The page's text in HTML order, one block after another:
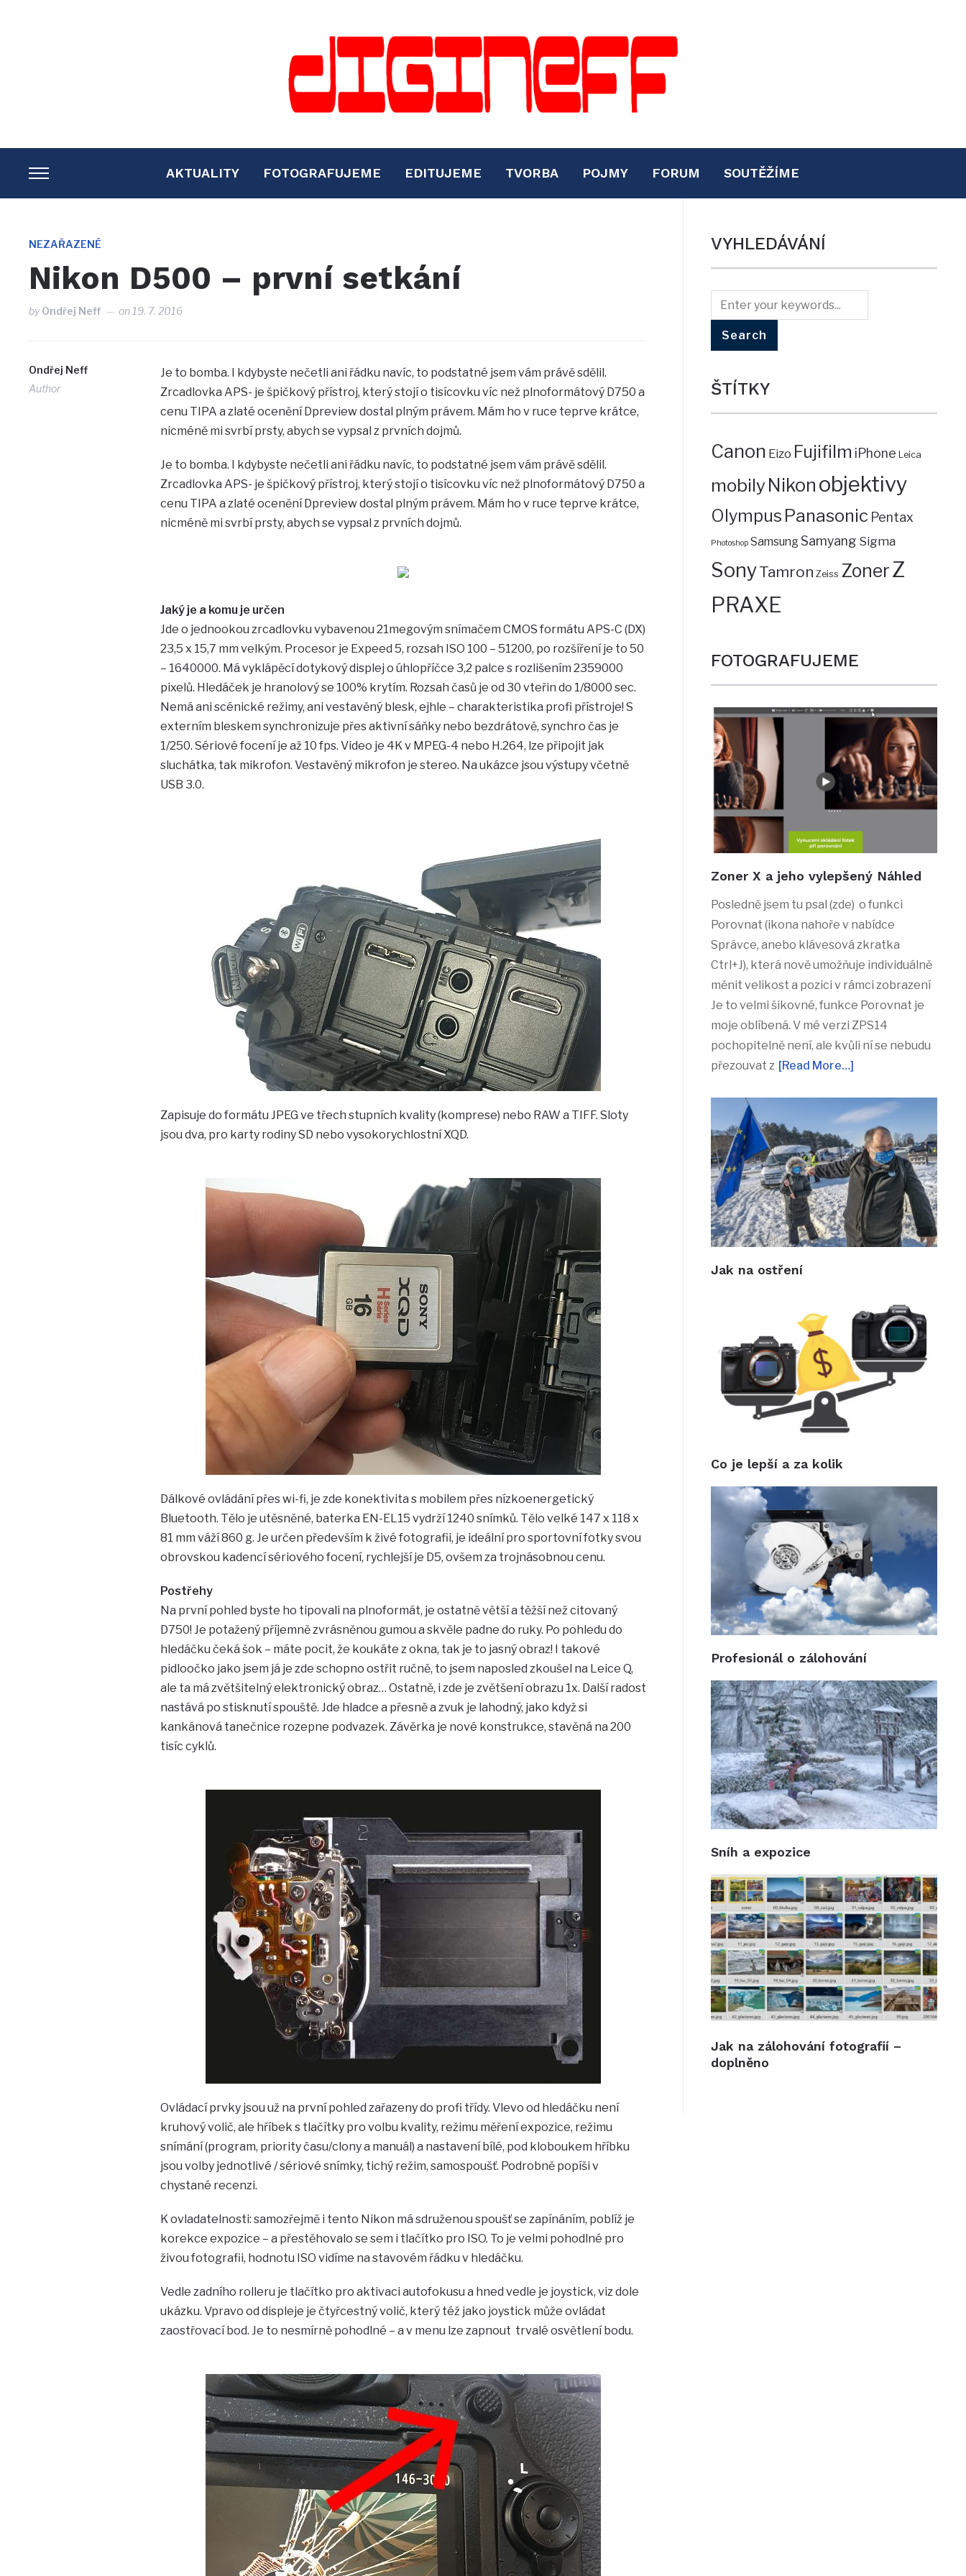
TOGGLE
SIDEBAR
NAVIGATION
AKTUALITY FOTOGRAFUJEME EDITUJEME TVORBA POJMY FORUM SOUTĚŽÍME
NEZAŘAZENÉ
Nikon D500 – první setkání
byOndřej Neff on 19. 7. 2016
Ondřej Neff
Author
Je to bomba. I kdybyste nečetli ani řádku navíc, to podstatné jsem vám právě sdělil.
Zrcadlovka APS- je špičkový přístroj, který stojí o tisícovku víc než plnoformátový D750 a
cenu TIPA a zlaté ocenění Dpreview dostal plným právem. Mám ho v ruce teprve krátce,
nicméně mi svrbí prsty, abych se vypsal z prvních dojmů.
Je to bomba. I kdybyste nečetli ani řádku navíc, to podstatné jsem vám právě sdělil.
Zrcadlovka APS- je špičkový přístroj, který stojí o tisícovku víc než plnoformátový D750 a
cenu TIPA a zlaté ocenění Dpreview dostal plným právem. Mám ho v ruce teprve krátce,
nicméně mi svrbí prsty, abych se vypsal z prvních dojmů.
Jaký je a komu je určen
Jde o jednookou zrcadlovku vybavenou 21megovým snímačem CMOS formátu APS-C (DX)
23,5 x 15,7 mm velkým. Procesor je Expeed 5, rozsah ISO 100 – 51200, po rozšíření je to 50
– 1640000. Má vyklápěcí dotykový displej o úhlopříčce 3,2 palce s rozlišením 2359000
pixelů. Hledáček je hranolový se 100% krytím. Rozsah časů je od 30 vteřin do 1/8000 sec.
Nemá ani scénické režimy, ani vestavěný blesk, ejhle – charakteristika profi přístroje! S
externím bleskem synchronizuje přes aktivní sáňky nebo bezdrátově, synchro čas je
1/250. Sériové focení je až 10 fps. Video je 4K v MPEG-4 nebo H.264, lze připojit jak
sluchátka, tak mikrofon. Vestavěný mikrofon je stereo. Na ukázce jsou výstupy včetně
USB 3.0.
Zapisuje do formátu JPEG ve třech stupních kvality (komprese) nebo RAW a TIFF. Sloty
jsou dva, pro karty rodiny SD nebo vysokorychlostní XQD.
Dálkové ovládání přes wi-fi, je zde konektivita s mobilem přes nízkoenergetický
Bluetooth. Tělo je utěsněné, baterka EN-EL15 vydrží 1240 snímků. Tělo velké 147 x 118 x
81 mm váží 860 g. Je určen především k živé fotografii, je ideální pro sportovní fotky svou
obrovskou kadencí sériového focení, rychlejší je D5, ovšem za trojnásobnou cenu.
Postřehy
Na první pohled byste ho tipovali na plnoformát, je ostatně větší a těžší než citovaný
D750! Je potažený příjemně zvrásněnou gumou a skvěle padne do ruky. Po pohledu do
hledáčku čeká šok – máte pocit, že koukáte z okna, tak je to jasný obraz! I takové
pidloočko jako jsem já je zde schopno ostřit ručně, to jsem naposled zkoušel na Leice Q,
ale ta má zvětšitelný elektronický obraz… Ostatně, i zde je zvětšení obrazu 1x. Další radost
nastává po stisknutí spouště. Jde hladce a přesně a zvuk je lahodný, jako když si
kankánová tanečnice rozepne podvazek. Závěrka je nové konstrukce, stavěná na 200
tisíc cyklů.
Ovládací prvky jsou už na první pohled zařazeny do profi třídy. Vlevo od hledáčku není
kruhový volič, ale hříbek s tlačítky pro volbu kvality, režimu měření expozice, režimu
snímání (program, priority času/clony a manuál) a nastavení bílé, pod kloboukem hříbku
jsou volby jednotlivé / sériové snímky, tichý režim, samospoušť. Podrobně popíši v
chystané recenzi.
K ovladatelnosti: samozřejmě i tento Nikon má sdruženou spoušť se zapínáním, poblíž je
korekce expozice – a přestěhovalo se sem i tlačítko pro ISO. To je velmi pohodlné pro
živou fotografii, hodnotu ISO vidíme na stavovém řádku v hledáčku.
Vedle zadního rolleru je tlačítko pro aktivaci autofokusu a hned vedle je joystick, viz dole
ukázku. Vpravo od displeje je čtyřcestný volič, který též jako joystick může ovládat
zaostřovací bod. Je to nesmírně pohodlné – a v menu lze zapnout trvalé osvětlení bodu.
VYHLEDÁVÁNÍ
ŠTÍTKY
Canon Eizo Fujifilm iPhone Leica
mobilyNikon objektivy
Olympus Panasonic Pentax
Photoshop SamsungSamyang Sigma
SonyTamron Zeiss ZonerZ
PRAXE
FOTOGRAFUJEME
Zoner X a jeho vylepšený Náhled
Posledně jsem tu psal (zde) o funkci
Porovnat (ikona nahoře v nabídce
Správce, anebo klávesová zkratka
Ctrl+J), která nově umožňuje individuálně
měnit velikost a pozici v rámci zobrazení
Je to velmi šikovné, funkce Porovnat je
moje oblíbená. V mé verzi ZPS14
pochopitelně není, ale kvůli ní se nebudu
přezouvat z [Read More…]
Jak na ostření
Co je lepší a za kolik
Profesionál o zálohování
Sníh a expozice
Jak na zálohování fotografií –
doplněno